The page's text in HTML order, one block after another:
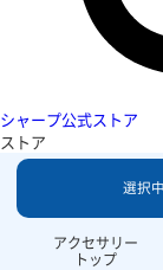
シャープ公式ストア
ストア
アクセサリー
トップ
選択